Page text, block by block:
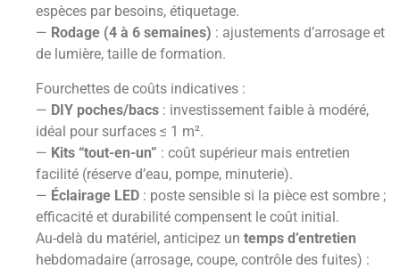
espèces par besoins, étiquetage.
— Rodage (4 à 6 semaines) : ajustements d’arrosage et
de lumière, taille de formation.
Fourchettes de coûts indicatives :
— DIY poches/bacs : investissement faible à modéré,
idéal pour surfaces ≤ 1 m².
— Kits “tout-en-un” : coût supérieur mais entretien
facilité (réserve d’eau, pompe, minuterie).
— Éclairage LED : poste sensible si la pièce est sombre ;
efficacité et durabilité compensent le coût initial.
Au-delà du matériel, anticipez un temps d’entretien
hebdomadaire (arrosage, coupe, contrôle des fuites) :